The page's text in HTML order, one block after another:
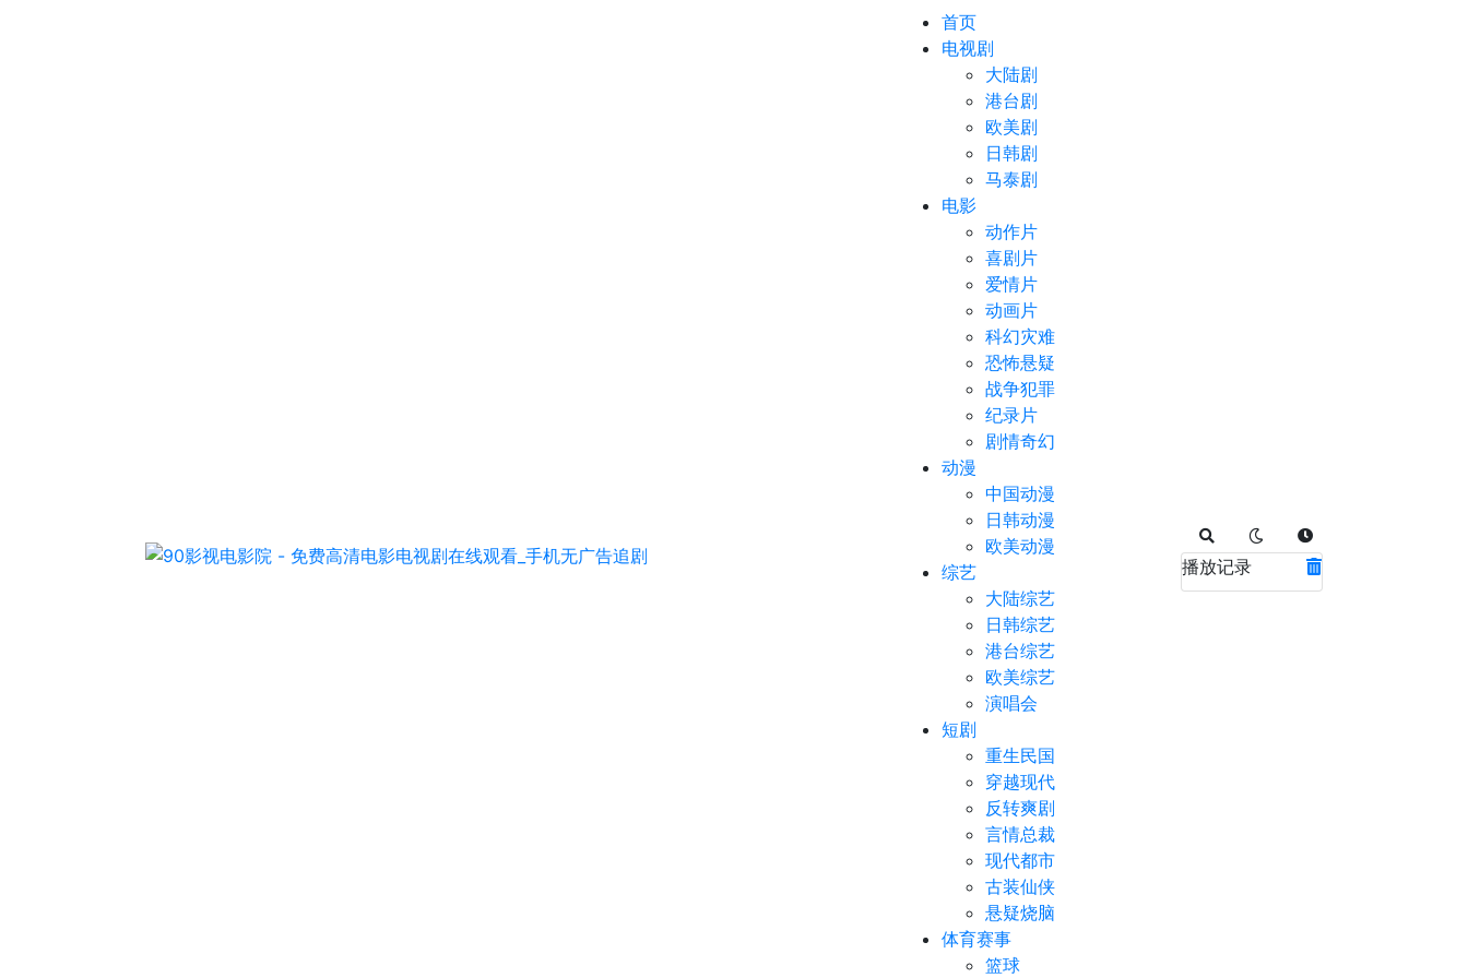
首页
电视剧
大陆剧
港台剧
欧美剧
日韩剧
马泰剧
电影
动作片
喜剧片
爱情片
动画片
科幻灾难
恐怖悬疑
战争犯罪
纪录片
剧情奇幻
动漫
中国动漫
日韩动漫
欧美动漫
综艺
大陆综艺
日韩综艺
港台综艺
欧美综艺
演唱会
短剧
重生民国
穿越现代
反转爽剧
言情总裁
现代都市
古装仙侠
悬疑烧脑
体育赛事
篮球
播放记录